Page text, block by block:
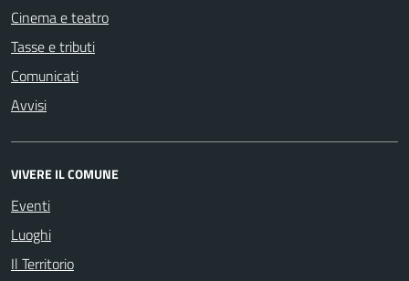
Cinema e teatro
Tasse e tributi
Comunicati
Avvisi
VIVERE IL COMUNE
Eventi
Luoghi
Il Territorio